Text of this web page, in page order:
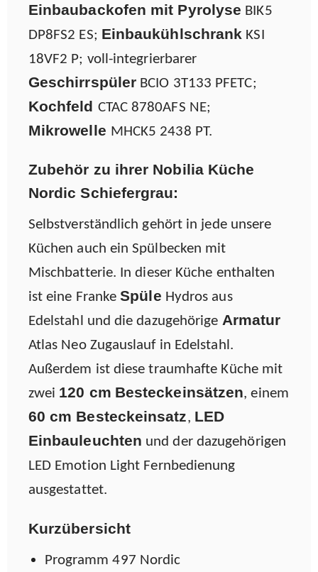
Einbaubackofen mit Pyrolyse BIK5
DP8FS2 ES; Einbaukühlschrank KSI
18VF2 P; voll-integrierbarer
Geschirrspüler BCIO 3T133 PFETC;
Kochfeld CTAC 8780AFS NE;
Mikrowelle MHCK5 2438 PT.
Zubehör zu ihrer Nobilia Küche
Nordic Schiefergrau:
Selbstverständlich gehört in jede unsere
Küchen auch ein Spülbecken mit
Mischbatterie. In dieser Küche enthalten
ist eine FrankeSpüle Hydros aus
Edelstahl und die dazugehörige Armatur
Atlas Neo Zugauslauf in Edelstahl.
Außerdem ist diese traumhafte Küche mit
zwei 120 cm Besteckeinsätzen, einem
60 cm Besteckeinsatz, LED
Einbauleuchten und der dazugehörigen
LED Emotion Light Fernbedienung
ausgestattet.
Kurzübersicht
Programm 497 Nordic